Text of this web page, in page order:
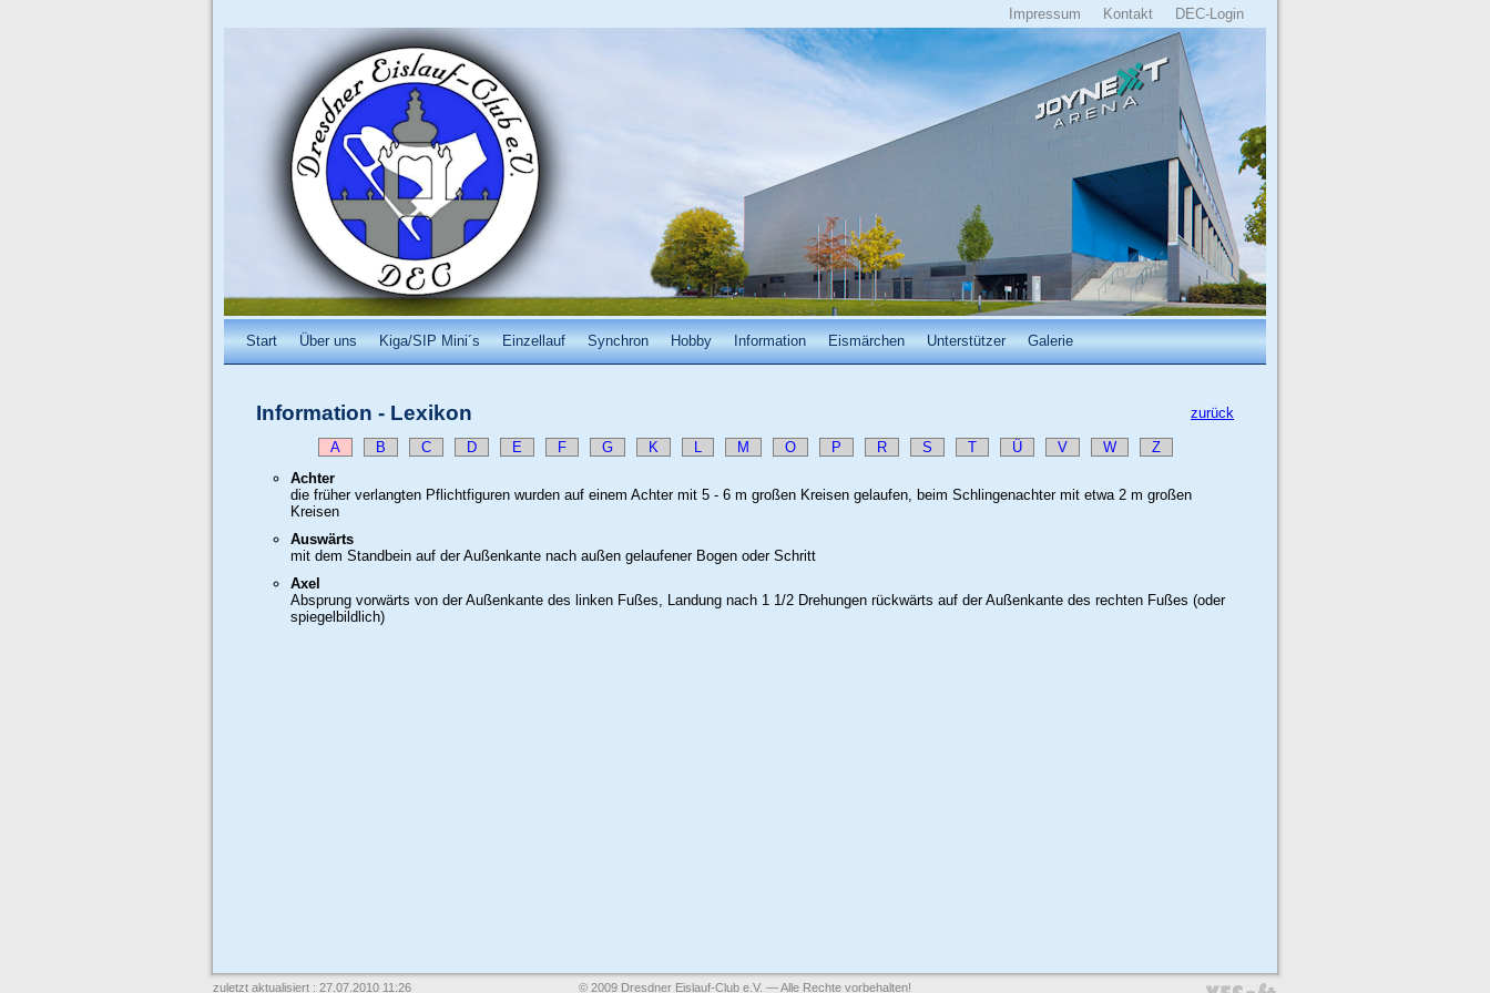
DEC-Login
Kontakt
Impressum
Start Über uns Kiga/SIP Mini´s Einzellauf Synchron Hobby Information Eismärchen Unterstützer Galerie
Information - Lexikon zurück
A B C D E F G K L M O P R S T Ü V W
Z
Achter
die früher verlangten Pflichtfiguren wurden auf einem Achter mit 5 - 6 m großen Kreisen gelaufen, beim Schlingenachter mit etwa 2 m großen
Kreisen
Auswärts
mit dem Standbein auf der Außenkante nach außen gelaufener Bogen oder Schritt
Axel
Absprung vorwärts von der Außenkante des linken Fußes, Landung nach 1 1/2 Drehungen rückwärts auf der Außenkante des rechten Fußes (oder
spiegelbildlich)
zuletzt aktualisiert : 27.07.2010 11:26 © 2009 Dresdner Eislauf-Club e.V. — Alle Rechte vorbehalten!